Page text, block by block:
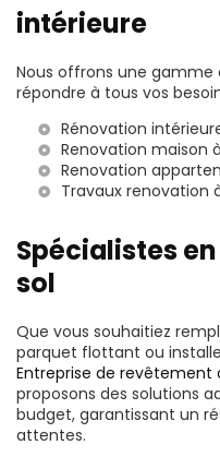
intérieure
Nous offrons une
répondre à tous vos
Rénovation
Renovation maison
Renovation
Travaux renovation
Spécialistes
sol
Que vous souhaitiez
parquet flottant ou
Entreprise de revêtement
proposons des solutions
budget, garantissant un
attentes.